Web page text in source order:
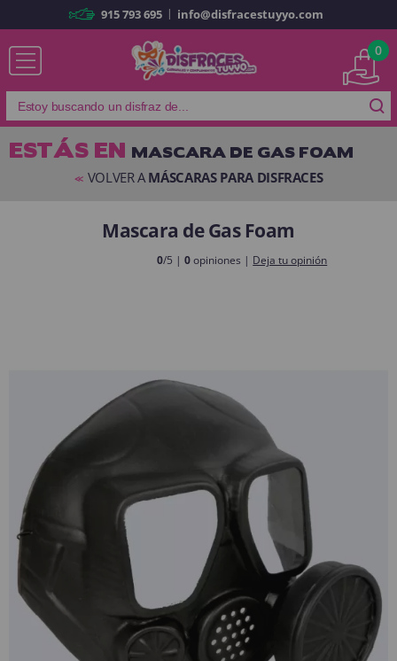
Ya soy cliente
Recordarme ¿Olvidó su contraseña?
¡Adelante! Te estabamos esperando.
CREAR CUENTA
915 793 695 | info@disfracestuyyo.com
0
ESTÁS EN MASCARA DE GAS FOAM
<< VOLVER AMÁSCARAS PARA DISFRACES
Mascara de Gas Foam
0/5 |0opiniones | Deja tu opinión